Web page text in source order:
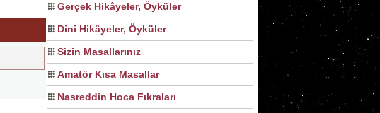
Gerçek Hikâyeler, Öyküler
Dini Hikâyeler, Öyküler
Sizin Masallarınız
Amatör Kısa Masallar
Nasreddin Hoca Fıkraları